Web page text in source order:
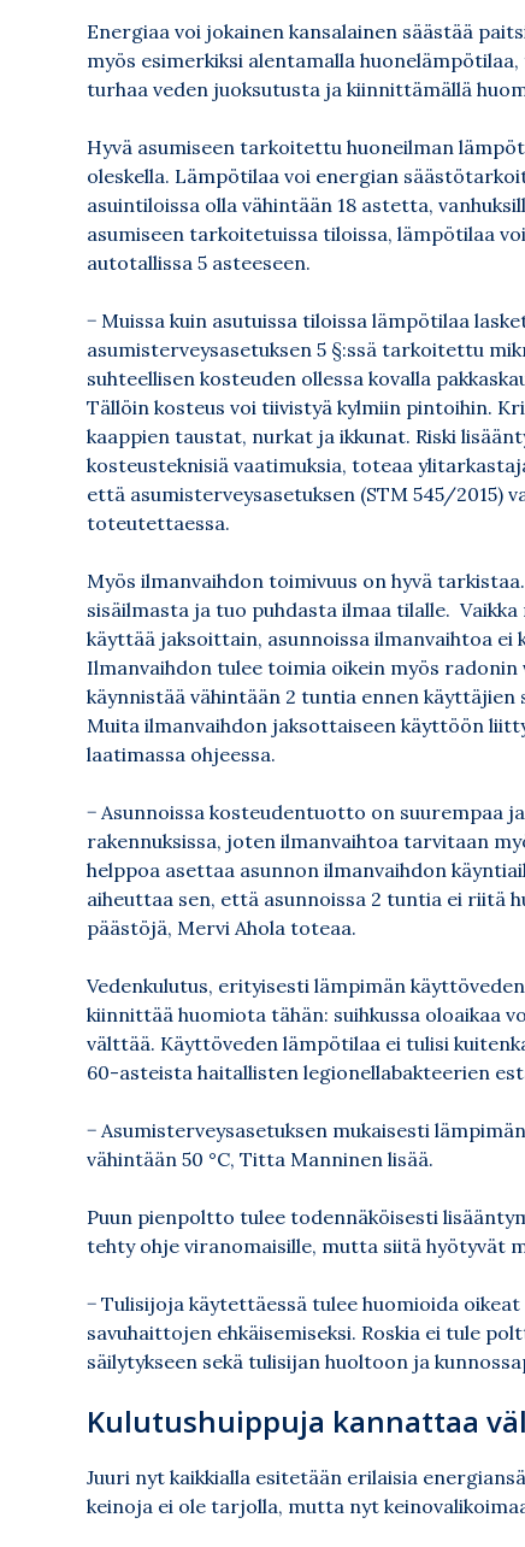
Energiaa voi jokainen kansalainen säästää
myös esimerkiksi alentamalla
turhaa veden juoksutusta ja kiinnittämällä
Hyvä asumiseen tarkoitettu huoneilman
oleskella. Lämpötilaa voi energian
asuintiloissa olla vähintään 18 astetta,
asumiseen tarkoitetuissa tiloissa, lämpötilaa
autotallissa 5 asteeseen.
− Muissa kuin asutuissa tiloissa lämpötilaa
asumisterveysasetuksen 5 §:ssä tarkoitettu
suhteellisen kosteuden ollessa kovalla
Tällöin kosteus voi tiivistyä kylmiin pintoihin.
kaappien taustat, nurkat ja ikkunat. Riski
kosteusteknisiä vaatimuksia, toteaa
että asumisterveysasetuksen (STM 545/2015)
toteutettaessa.
Myös ilmanvaihdon toimivuus on hyvä
sisäilmasta ja tuo puhdasta ilmaa tilalle.
käyttää jaksoittain, asunnoissa ilmanvaihtoa ei
Ilmanvaihdon tulee toimia oikein myös radonin
käynnistää vähintään 2 tuntia ennen
Muita ilmanvaihdon jaksottaiseen käyttöön
laatimassa ohjeessa.
− Asunnoissa kosteudentuotto on suurempaa
rakennuksissa, joten ilmanvaihtoa tarvitaan
helppoa asettaa asunnon ilmanvaihdon
aiheuttaa sen, että asunnoissa 2 tuntia ei riitä
päästöjä, Mervi Ahola toteaa.
Vedenkulutus, erityisesti lämpimän
kiinnittää huomiota tähän: suihkussa oloaikaa
välttää. Käyttöveden lämpötilaa ei tulisi
60-asteista haitallisten legionellabakteerien
− Asumisterveysasetuksen mukaisesti
vähintään 50 °C, Titta Manninen lisää.
Puun pienpoltto tulee todennäköisesti
tehty ohje viranomaisille, mutta siitä hyötyvät
− Tulisijoja käytettäessä tulee huomioida
savuhaittojen ehkäisemiseksi. Roskia ei tule
säilytykseen sekä tulisijan huoltoon ja
Kulutushuippuja kannattaa
Juuri nyt kaikkialla esitetään erilaisia
keinoja ei ole tarjolla, mutta nyt